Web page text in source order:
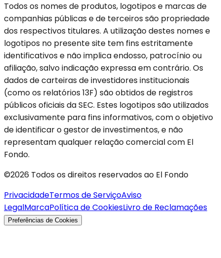
Todos os nomes de produtos, logotipos e marcas de
companhias públicas e de terceiros são propriedade
dos respectivos titulares. A utilização destes nomes e
logotipos no presente site tem fins estritamente
identificativos e não implica endosso, patrocínio ou
afiliação, salvo indicação expressa em contrário. Os
dados de carteiras de investidores institucionais
(como os relatórios 13F) são obtidos de registros
públicos oficiais da SEC. Estes logotipos são utilizados
exclusivamente para fins informativos, com o objetivo
de identificar o gestor de investimentos, e não
representam qualquer relação comercial com El
Fondo.
©2026 Todos os direitos reservados ao El Fondo
PrivacidadeTermos de ServiçoAviso
LegalMarcaPolítica de CookiesLivro de Reclamações
Preferências de Cookies